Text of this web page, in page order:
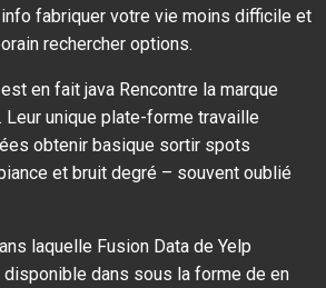
fabriquer votre vie moins difficile et
rechercher options.
en fait java Rencontre la marque
unique plate-forme travaille
obtenir basique sortir spots
et bruit degré – souvent oublié
laquelle Fusion Data de Yelp
dans sous la forme de en